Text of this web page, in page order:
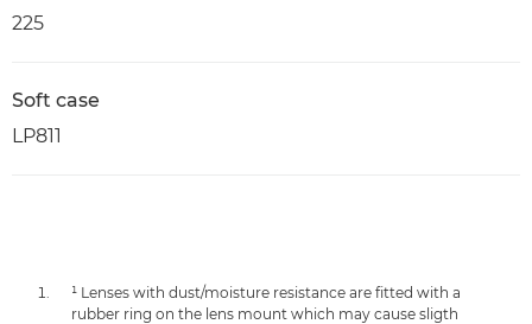
225
Soft case
LP811
¹ Lenses with dust/moisture resistance are fitted with a
rubber ring on the lens mount which may cause sligth